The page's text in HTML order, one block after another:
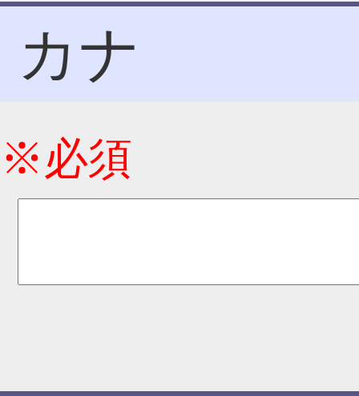
カナ
※必須